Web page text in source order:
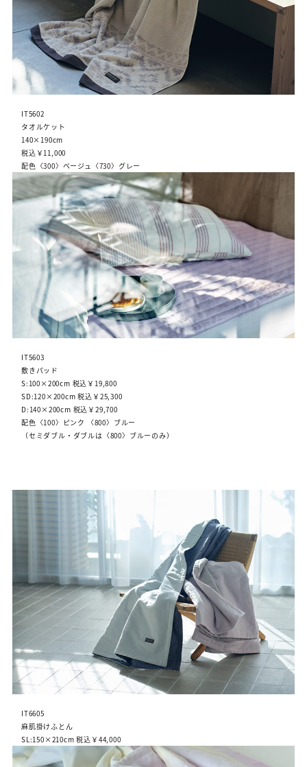
IT5602
タオルケット
140×190cm
税込￥11,000
配色〈300〉ベージュ〈730〉グレー
IT5603
敷きパッド
S:100×200cm 税込￥19,800
SD:120×200cm 税込￥25,300
D:140×200cm 税込￥29,700
配色〈100〉ピンク 〈800〉ブルー
（セミダブル・ダブルは〈800〉ブルーのみ）
IT6605
麻肌掛けふとん
SL:150×210cm 税込￥44,000